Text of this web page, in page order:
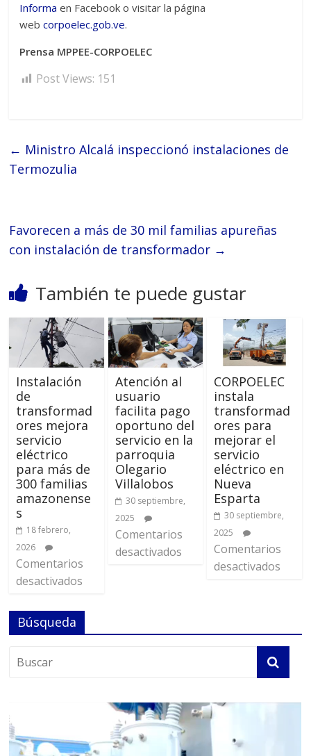
Informaen Facebook o visitar la página
webcorpoelec.gob.ve.
Prensa MPPEE-CORPOELEC
Post Views: 151
← Ministro Alcalá inspeccionó instalaciones de
Termozulia
Favorecen a más de 30 mil familias apureñas
con instalación de transformador →
También te puede gustar
Instalación
de
transformad
ores mejora
servicio
eléctrico
para más de
300 familias
amazonense
s
18 febrero,
2026
Comentarios
desactivados
Atención al
usuario
facilita pago
oportuno del
servicio en la
parroquia
Olegario
Villalobos
30 septiembre,
2025
Comentarios
desactivados
CORPOELEC
instala
transformad
ores para
mejorar el
servicio
eléctrico en
Nueva
Esparta
30 septiembre,
2025
Comentarios
desactivados
Búsqueda